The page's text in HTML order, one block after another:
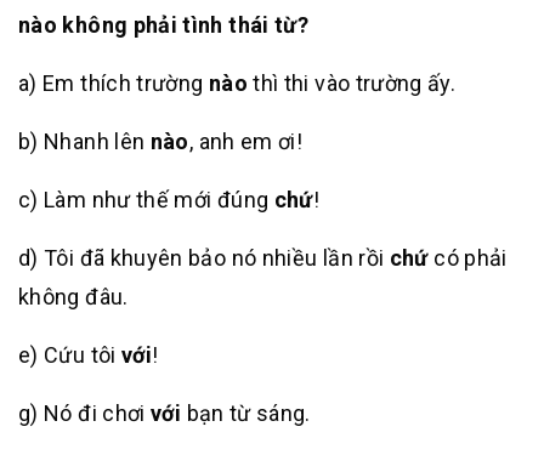
nào không phải tình thái từ?
a) Em thích trường nào thì thi vào trường ấy.
b) Nhanh lên nào, anh em ơi!
c) Làm như thế mới đúng chứ!
d) Tôi đã khuyên bảo nó nhiều lần rồi chứ có phải
không đâu.
e) Cứu tôi với!
g) Nó đi chơivới bạn từ sáng.